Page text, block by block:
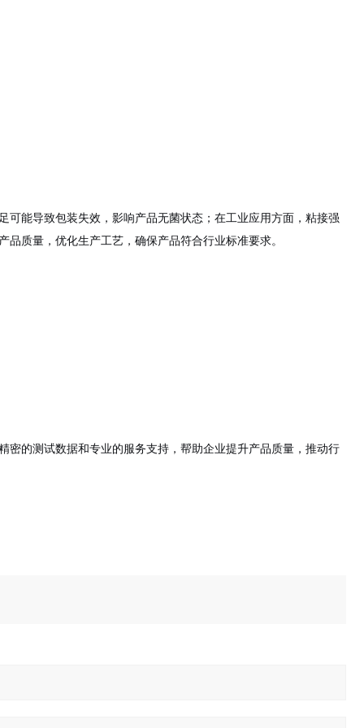
能导致包装失效，影响产品无菌状态；在工业应用方面，粘接强
质量，优化生产工艺，确保产品符合行业标准要求。
的测试数据和专业的服务支持，帮助企业提升产品质量，推动行